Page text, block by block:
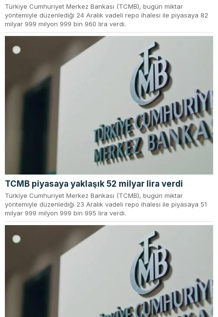
Türkiye Cumhuriyet Merkez Bankası (TCMB), bugün miktar
yöntemiyle düzenlediği 24 Aralık vadeli repo ihalesi ile piyasaya 82
milyar 999 milyon 999 bin 960 lira verdi.
TCMB piyasaya yaklaşık 52 milyar lira verdi
Türkiye Cumhuriyet Merkez Bankası (TCMB), bugün miktar
yöntemiyle düzenlediği 23 Aralık vadeli repo ihalesi ile piyasaya 51
milyar 999 milyon 999 bin 995 lira verdi.